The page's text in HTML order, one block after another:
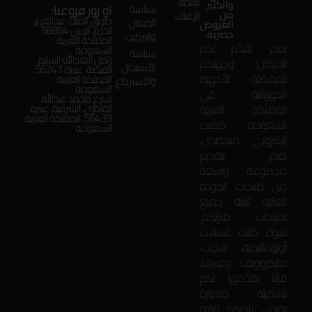
والكثير
من
العروض
حصرية.
بفخر نقدّم لكم
الحركان: وجهتكم
المفضّلة للأجهزة
الكهربائية في
المملكة العربية
السعودية. كمتجر
إلكتروني متخصص،
نفخر بتقديم
مجموعة واسعة
من منتجات الجودة
العالية لتلبية جميع
احتياجات منزلكم.
سواء كانت غسالات
أوتوماتيكية، ثلاجات،
مايكروويف، وغيرها،
فإنّنا نقدّمها لكم
بتشكيلة متميّزة
الرغبات
سياسة
الضمان
والتركيب
سياسة
الأستبدال
والأسترجاع
او زور فروعنا:
طريق الملك عبدالعزيز،
الحزم، الرس 58884،
المملكة العربية
السعودية
زامل العبدالله السليم،
الفيضة، عنيزة 56241،
المملكة العربية
السعودية
شارع محمد عبدالله
القاضي، الشرقية، عنيزة
56439، المملكة العربية
السعودية